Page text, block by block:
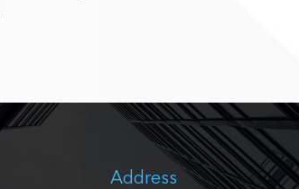
Address